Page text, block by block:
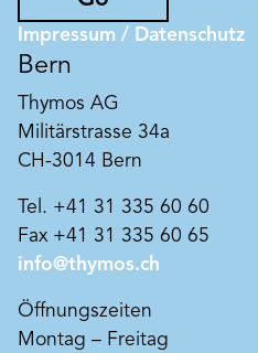
Insil senza Beeck
Titandioxidfreie Sol-
Impressum / Datenschutz
Bern
Thymos AG
Militärstrasse 34a
CH-3014 Bern
Tel. +41 31 335 60 60
Fax +41 31 335 60 65
info@thymos.ch
Öffnungszeiten
Montag – Freitag